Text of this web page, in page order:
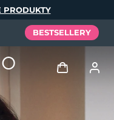
PRODUKTY
BESTSELLERY